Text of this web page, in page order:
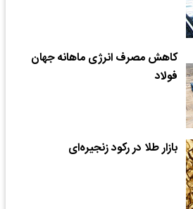
کاهش مصرف انرژی ماهانه جهان
فولاد
بازار طلا در رکود زنجیره‌ای